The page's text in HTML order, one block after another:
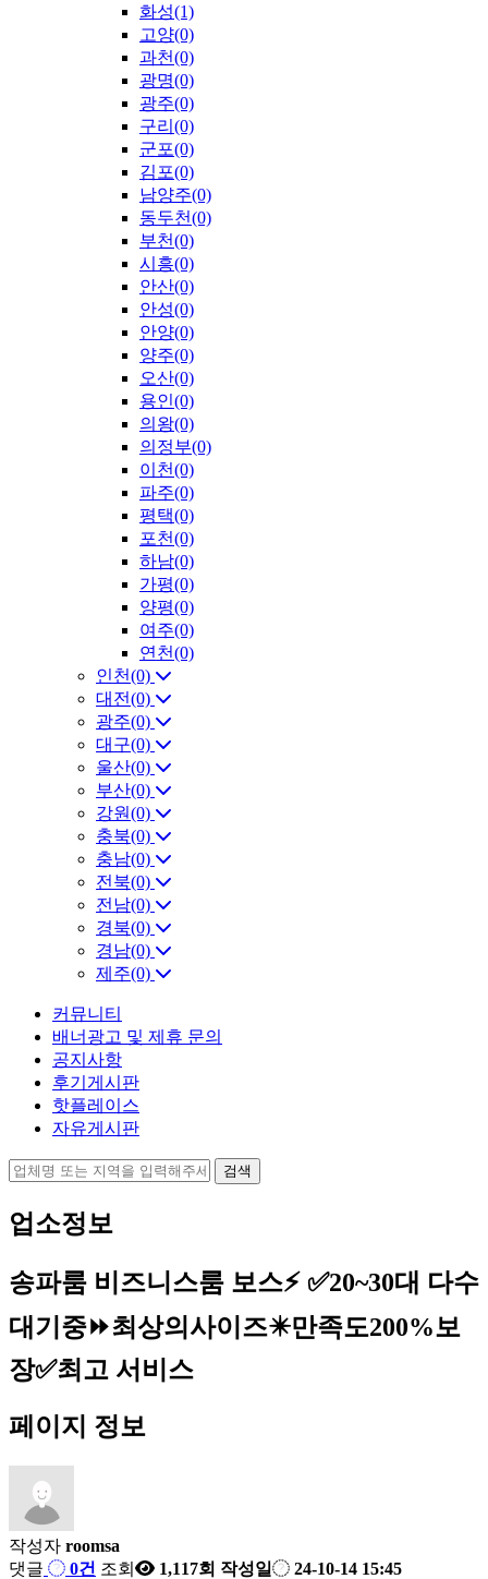
화성(1)
고양(0)
과천(0)
광명(0)
광주(0)
구리(0)
군포(0)
김포(0)
남양주(0)
동두천(0)
부천(0)
시흥(0)
안산(0)
안성(0)
안양(0)
양주(0)
오산(0)
용인(0)
의왕(0)
의정부(0)
이천(0)
파주(0)
평택(0)
포천(0)
하남(0)
가평(0)
양평(0)
여주(0)
연천(0)
인천(0)
대전(0)
광주(0)
대구(0)
울산(0)
부산(0)
강원(0)
충북(0)
충남(0)
전북(0)
전남(0)
경북(0)
경남(0)
제주(0)
커뮤니티
배너광고 및 제휴 문의
공지사항
후기게시판
핫플레이스
자유게시판
업소정보
송파룸 비즈니스룸 보스⚡ ✅20~30대 다수
대기중⏩최상의사이즈✴️만족도200%보
장✅최고 서비스
페이지 정보
작성자 roomsa
댓글
0건 조회 1,117회 작성일 24-10-14 15:45